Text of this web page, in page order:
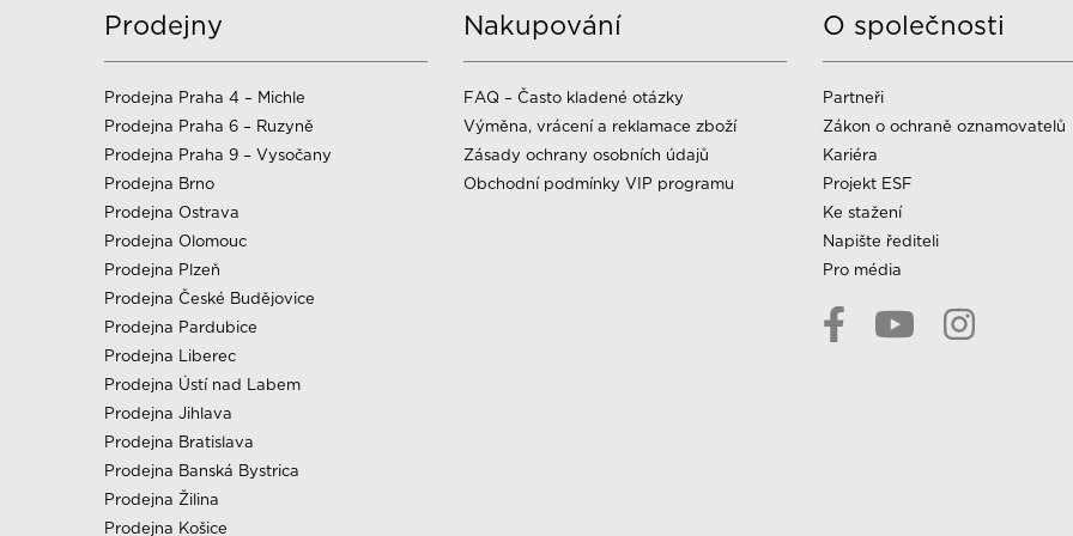
Prodejny
Prodejna Praha 4 – Michle
Prodejna Praha 6 – Ruzyně
Prodejna Praha 9 – Vysočany
Prodejna Brno
Prodejna Ostrava
Prodejna Olomouc
Prodejna Plzeň
Prodejna České Budějovice
Prodejna Pardubice
Prodejna Liberec
Prodejna Ústí nad Labem
Prodejna Jihlava
Prodejna Bratislava
Prodejna Banská Bystrica
Prodejna Žilina
Prodejna Košice
Nakupování
FAQ – Často kladené otázky
Výměna, vrácení a reklamace zboží
Zásady ochrany osobních údajů
Obchodní podmínky VIP programu
O společnosti
Partneři
Zákon o ochraně oznamovatelů
Kariéra
Projekt ESF
Ke stažení
Napište řediteli
Pro média